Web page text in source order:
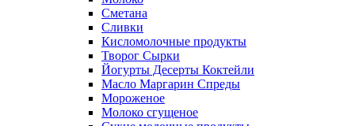
Сметана
Сливки
Кисломолочные продукты
Творог Сырки
Йогурты Десерты Коктейли
Масло Маргарин Спреды
Мороженое
Молоко сгущеное